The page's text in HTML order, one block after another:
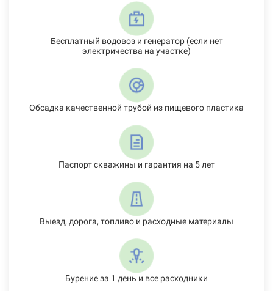
Бесплатный водовоз и генератор (если нет
электричества на участке)
Обсадка качественной трубой из пищевого пластика
Паспорт скважины и гарантия на 5 лет
Выезд, дорога, топливо и расходные материалы
Бурение за 1 день и все расходники